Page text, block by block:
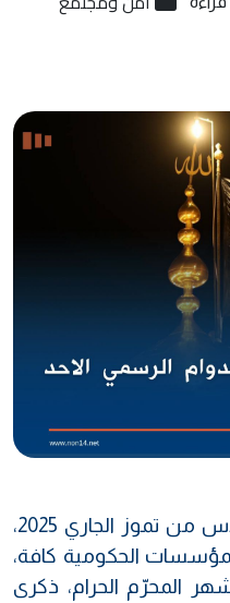
يُعد يوم الأحد، الموافق للسادس من تموز الجاري 2025،
الحكومية كافة،
المحرّم الحرام، ذكرى